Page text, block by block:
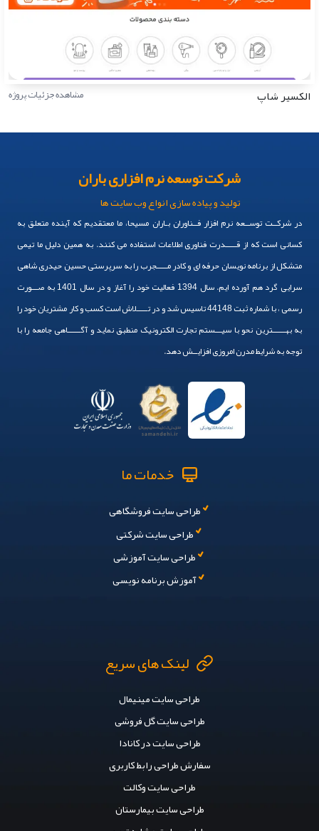
الکسیر شاپ مشاهده جزئیات پروژه
شرکت توسعه نرم افزاری باران
تولید و پیاده سازی انواع وب سایت ها
در شرکــت توســعه نرم افزار فــناوران بـاران مسیحا، ما معتقدیم که آینده متعلق به
کسانی است که از قـــــدرت فناوری اطلاعات استفاده می کنند. به همین دلیل ما تیمی
متشکل از برنامه نویسان حرفه ای و کادر مـــــجرب را به سرپرستی حسین حیدری شاهی
سرایی گرد هم آورده ایم. سال 1394 فعالیت خود را آغاز و در سال 1401 به صـــورت
رسمی ، با شماره ثبت 44148 تاسیس شد و در تـــــلاش است کسب و کار مشتریان خود را
به بهــــــترین نحو با سیـــستم تجارت الکترونیک منطبق نماید و آگــــــاهی جامعه را با
توجه به شرایط مدرن امروزی افزایــش دهد.
خدمات ما
طراحی سایت فروشگاهی
طراحی سایت شرکتی
طراحی سایت آموزشی
آموزش برنامه نویسی
لینک های سریع
طراحی سایت مینیمال
طراحی سایت گل فروشی
طراحی سایت در کانادا
سفارش طراحی رابط کاربری
طراحی سایت وکالت
طراحی سایت بیمارستان